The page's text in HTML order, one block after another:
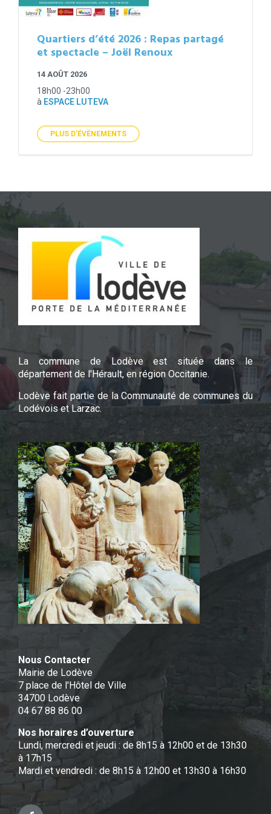
Quartiers d’été 2026 : Repas partagé
et spectacle – Joël Renoux
14 AOÛT 2026
18h00 -23h00
à ESPACE LUTEVA
PLUS D'ÉVÉNEMENTS
La commune de Lodève est située dans le
département de l'Hérault, en région Occitanie.
Lodève fait partie de la Communauté de communes du
Lodévois et Larzac.
Nous Contacter
Mairie de Lodève
7 place de l'Hôtel de Ville
34700 Lodève
04 67 88 86 00
Nos horaires d’ouverture
Lundi, mercredi et jeudi : de 8h15 à 12h00 et de 13h30
à 17h15
Mardi et vendredi : de 8h15 à 12h00 et 13h30 à 16h30